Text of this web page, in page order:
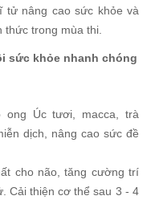
tử nâng cao sức khỏe và
trong mùa thi.
sức khỏe nhanh chóng
ong Úc tươi, macca, trà
dịch, nâng cao sức đề
cho não, tăng cường trí
Cải thiện cơ thể sau 3 - 4